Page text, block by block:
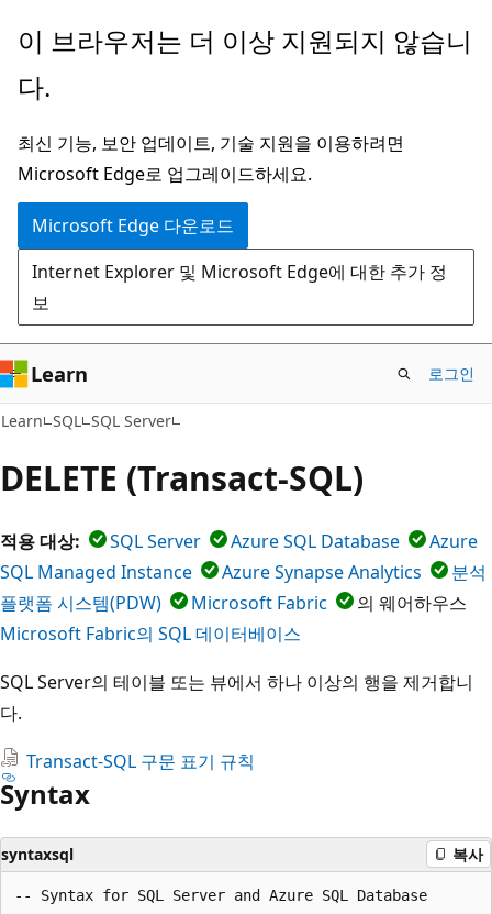
주
콘
츠
로
건
너
뛰
기
이 브라우저는 더 이상 지원되지 않습니
다.
최신 기능, 보안 업데이트, 기술 지원을 이용하려면
Microsoft Edge로 업그레이드하세요.
Microsoft Edge 다운로드
Internet Explorer 및 Microsoft Edge에 대한 추가 정
보
Learn 로그인
Learn SQL SQL Server
DELETE (Transact-SQL)
적용 대상: SQL Server Azure SQL Database
Azure
SQL Managed Instance
Azure Synapse Analytics
분석
플랫폼 시스템(PDW)
Microsoft Fabric
의 웨어하우스
Microsoft Fabric의 SQL 데이터베이스
SQL Server의 테이블 또는 뷰에서 하나 이상의 행을 제거합니
다.
Transact-SQL 구문 표기 규칙
Syntax
syntaxsql 복사
-- Syntax for SQL Server and Azure SQL Database